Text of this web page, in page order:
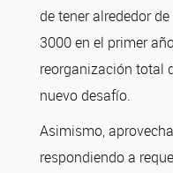
de tener alrededor
3000 en el primer
reorganización total
nuevo desafío.
Asimismo,
respondiendo a